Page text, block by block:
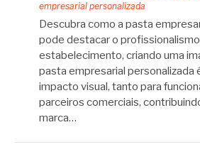
empresarial personalizada
Descubra como a pasta
pode destacar o
estabelecimento, criando uma
pasta empresarial personalizada
impacto visual, tanto para
parceiros comerciais,
marca…